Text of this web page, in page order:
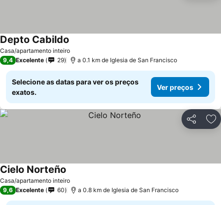
Casa/apartamento inteiro
Depto Cabildo
9,4 Excelente 29 a 0.1 km de Iglesia de San Francisco
Selecione as datas para ver os preços
exatos.
Ver preços
Partilhar
Casa/apartamento inteiro
Cielo Norteño
9,6 Excelente 60 a 0.8 km de Iglesia de San Francisco